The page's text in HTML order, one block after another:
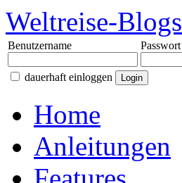
Weltreise-Blogs
Benutzername Passwort
dauerhaft einloggen
Home
Anleitungen